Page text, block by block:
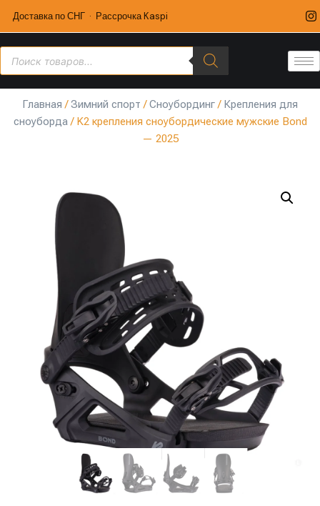
Доставка по СНГ · Рассрочка Kaspi
Главная /Зимний спорт /Сноубординг/ Крепления для
сноуборда/ K2 крепления сноубордические мужские Bond
— 2025